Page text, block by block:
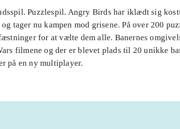
Puzzlespil. Angry Birds har iklædt sig
tager nu kampen mod grisene. På over 200
for at vælte dem alle. Banernes
filmene og der er blevet plads til 20 unikke
på en ny multiplayer.